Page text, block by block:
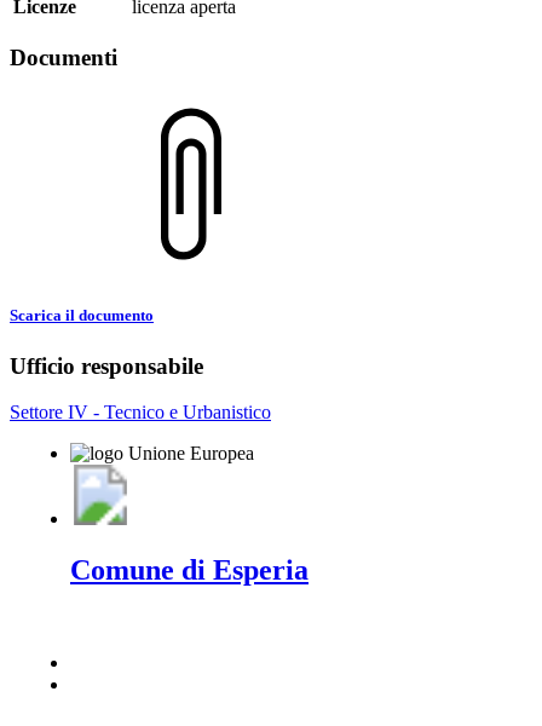
Licenze
licenza aperta
Documenti
Scarica il documento
Ufficio responsabile
Settore IV - Tecnico e Urbanistico
Comune di Esperia